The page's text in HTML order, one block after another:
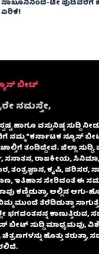
ಸಾಬೂನಿನಿಂದ-ಟೀ ಪುಡಿವರೆಗೆ
ಏರಿಕೆ!
ಬೀಟ್
ನಮಸ್ತೇ,
ಹಾಗೂ ವಸ್ತುನಿಷ್ಠ ಸುದ್ದಿ
“ಕರ್ನಾಟಕ ನ್ಯೂಸ್
ತಂದಿದ್ದೇವೆ. ಜಿಲ್ಲಾ ಸುದ್ದಿ,
ರಾಜಕೀಯ, ಸಿನಿಮಾ,
ತಂತ್ರಜ್ಞಾನ, ಕೃಷಿ, ಪರಿಸರ,
ಇತಿಹಾಸ ಸೇರಿದಂತೆ ಈ
ಕಣ್ಣಿಡುತ್ತಾ, ಅಲ್ಲಿನ ಆಗು-
ಮುಂದೆ ತೆರೆದಿಡುತ್ತಾ
ಕಾಣುತ್ತಿರುವ,
ಬೀಟ್ ಸುದ್ದಿ ಮಾಧ್ಯಮವು,
ಹೊತ್ತು ತರುತ್ತಾ,